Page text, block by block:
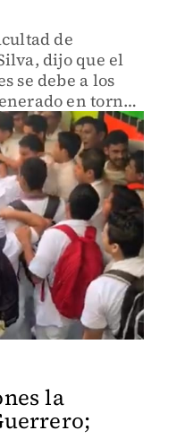
de
dijo que el
se debe a los
en torno
la